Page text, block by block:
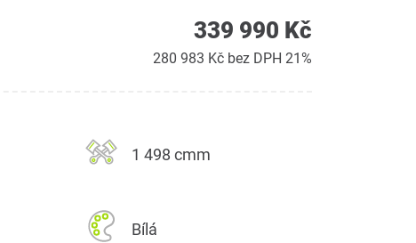
339 990 Kč
280 983 Kč bez DPH 21%
1 498 cmm
Bílá